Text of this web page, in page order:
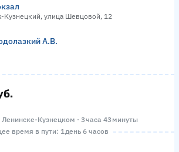
Кузнецкий, улица Шевцовой, 12
А.В.
Кузнецком · 3 часа 43 минуты
время в пути: 1 день 6 часов